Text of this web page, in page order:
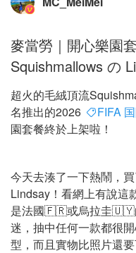
麥當勞｜開心樂園
Squishmallows の
超火的毛絨頂流
名推出的2026
FIFA
園套餐終於上架啦！
今天去湊了一下熱鬧，
Lindsay！看網上有說
是法國🇫🇷或烏拉圭🇺🇾
迷，抽中任何一款都很
型，而且實物比照片還